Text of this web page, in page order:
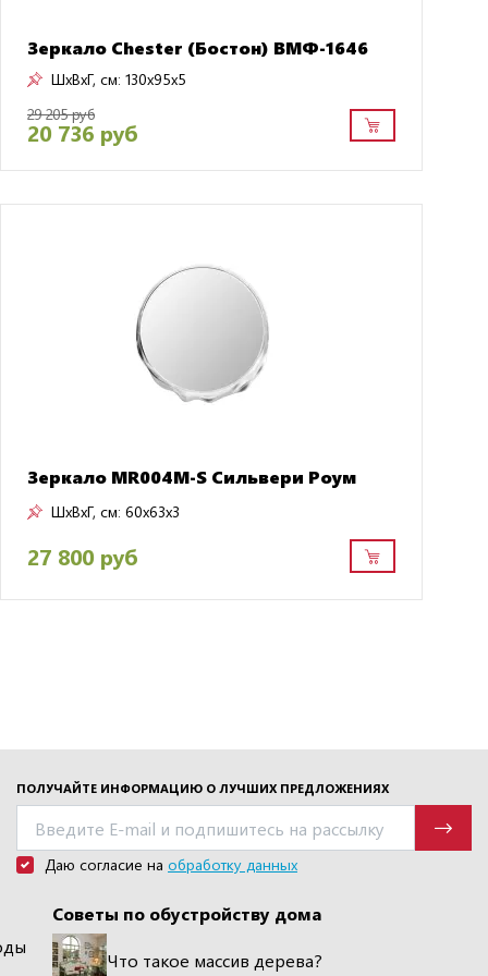
Зеркало Chester (Бостон) ВМФ-1646
ШxВxГ, см: 130x95x5
29 205 руб
20 736 руб
Зеркало MR004M-S Сильвери Роум
ШxВxГ, см: 60x63x3
27 800 руб
ПОЛУЧАЙТЕ ИНФОРМАЦИЮ О ЛУЧШИХ ПРЕДЛОЖЕНИЯХ
Даю согласие наобработку данных
Советы по обустройству дома
Что такое массив дерева?